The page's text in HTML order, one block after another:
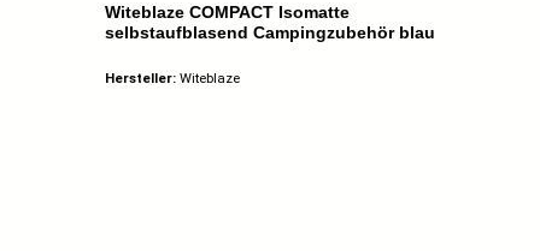
Witeblaze COMPACT Isomatte
selbstaufblasend Campingzubehör blau
Hersteller: Witeblaze